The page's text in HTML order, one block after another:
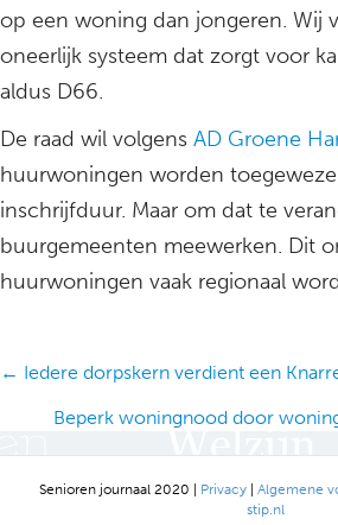
op een woning dan jongeren. Wij
oneerlijk systeem dat zorgt voor
aldus D66.
De raad wil volgens AD Groene
huurwoningen worden
inschrijfduur. Maar om dat te
buurgemeenten meewerken. Dit
huurwoningen vaak regionaal
Posts
navigation
← Iedere dorpskern verdient een
Beperk woningnood door
Senioren journaal 2020 | Privacy| Algemene
stip.nl